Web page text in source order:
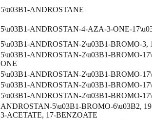
5\u03B1-ANDROSTANE
5\u03B1-ANDROSTAN-4-AZA-3-ONE-
5\u03B1-ANDROSTAN-2\u03B1-BROMO-3,
5\u03B1-ANDROSTAN-2\u03B1-BROMO-
ONE
5\u03B1-ANDROSTAN-2\u03B1-BROMO-
5\u03B1-ANDROSTAN-2\u03B1-BROMO-
5\u03B1-ANDROSTAN-2\u03B1-BROMO-
ANDROSTAN-5\u03B1-BROMO-6\u03B2,
3-ACETATE, 17-BENZOATE